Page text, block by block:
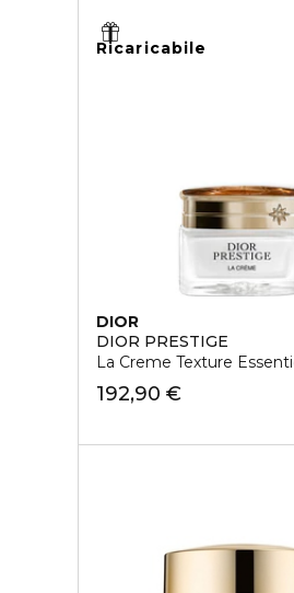
Ricaricabile
DIOR
DIOR PRESTIGE
La Creme Texture
192,90 €